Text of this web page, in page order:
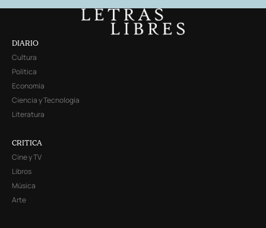
DIARIO
Cultura
Política
Economía
Ciencia y Tecnología
Literatura
CRITICA
Cine y TV
Libros
Música
Arte